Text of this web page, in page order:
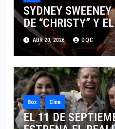
SYDNEY
DE “CHRISTY” Y
“EUPHORIA”
ABR 20, 2026 DOC
Box Cine
EL 11 DE